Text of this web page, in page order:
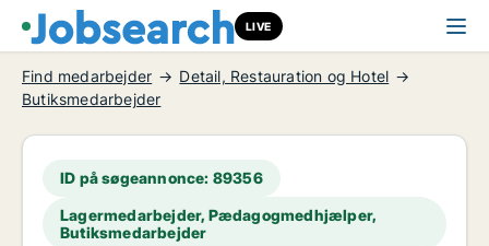
LIVE
Find medarbejder
Detail, Restauration og Hotel
Butiksmedarbejder
ID på søgeannonce: 89356
Lagermedarbejder, Pædagogmedhjælper,
Butiksmedarbejder